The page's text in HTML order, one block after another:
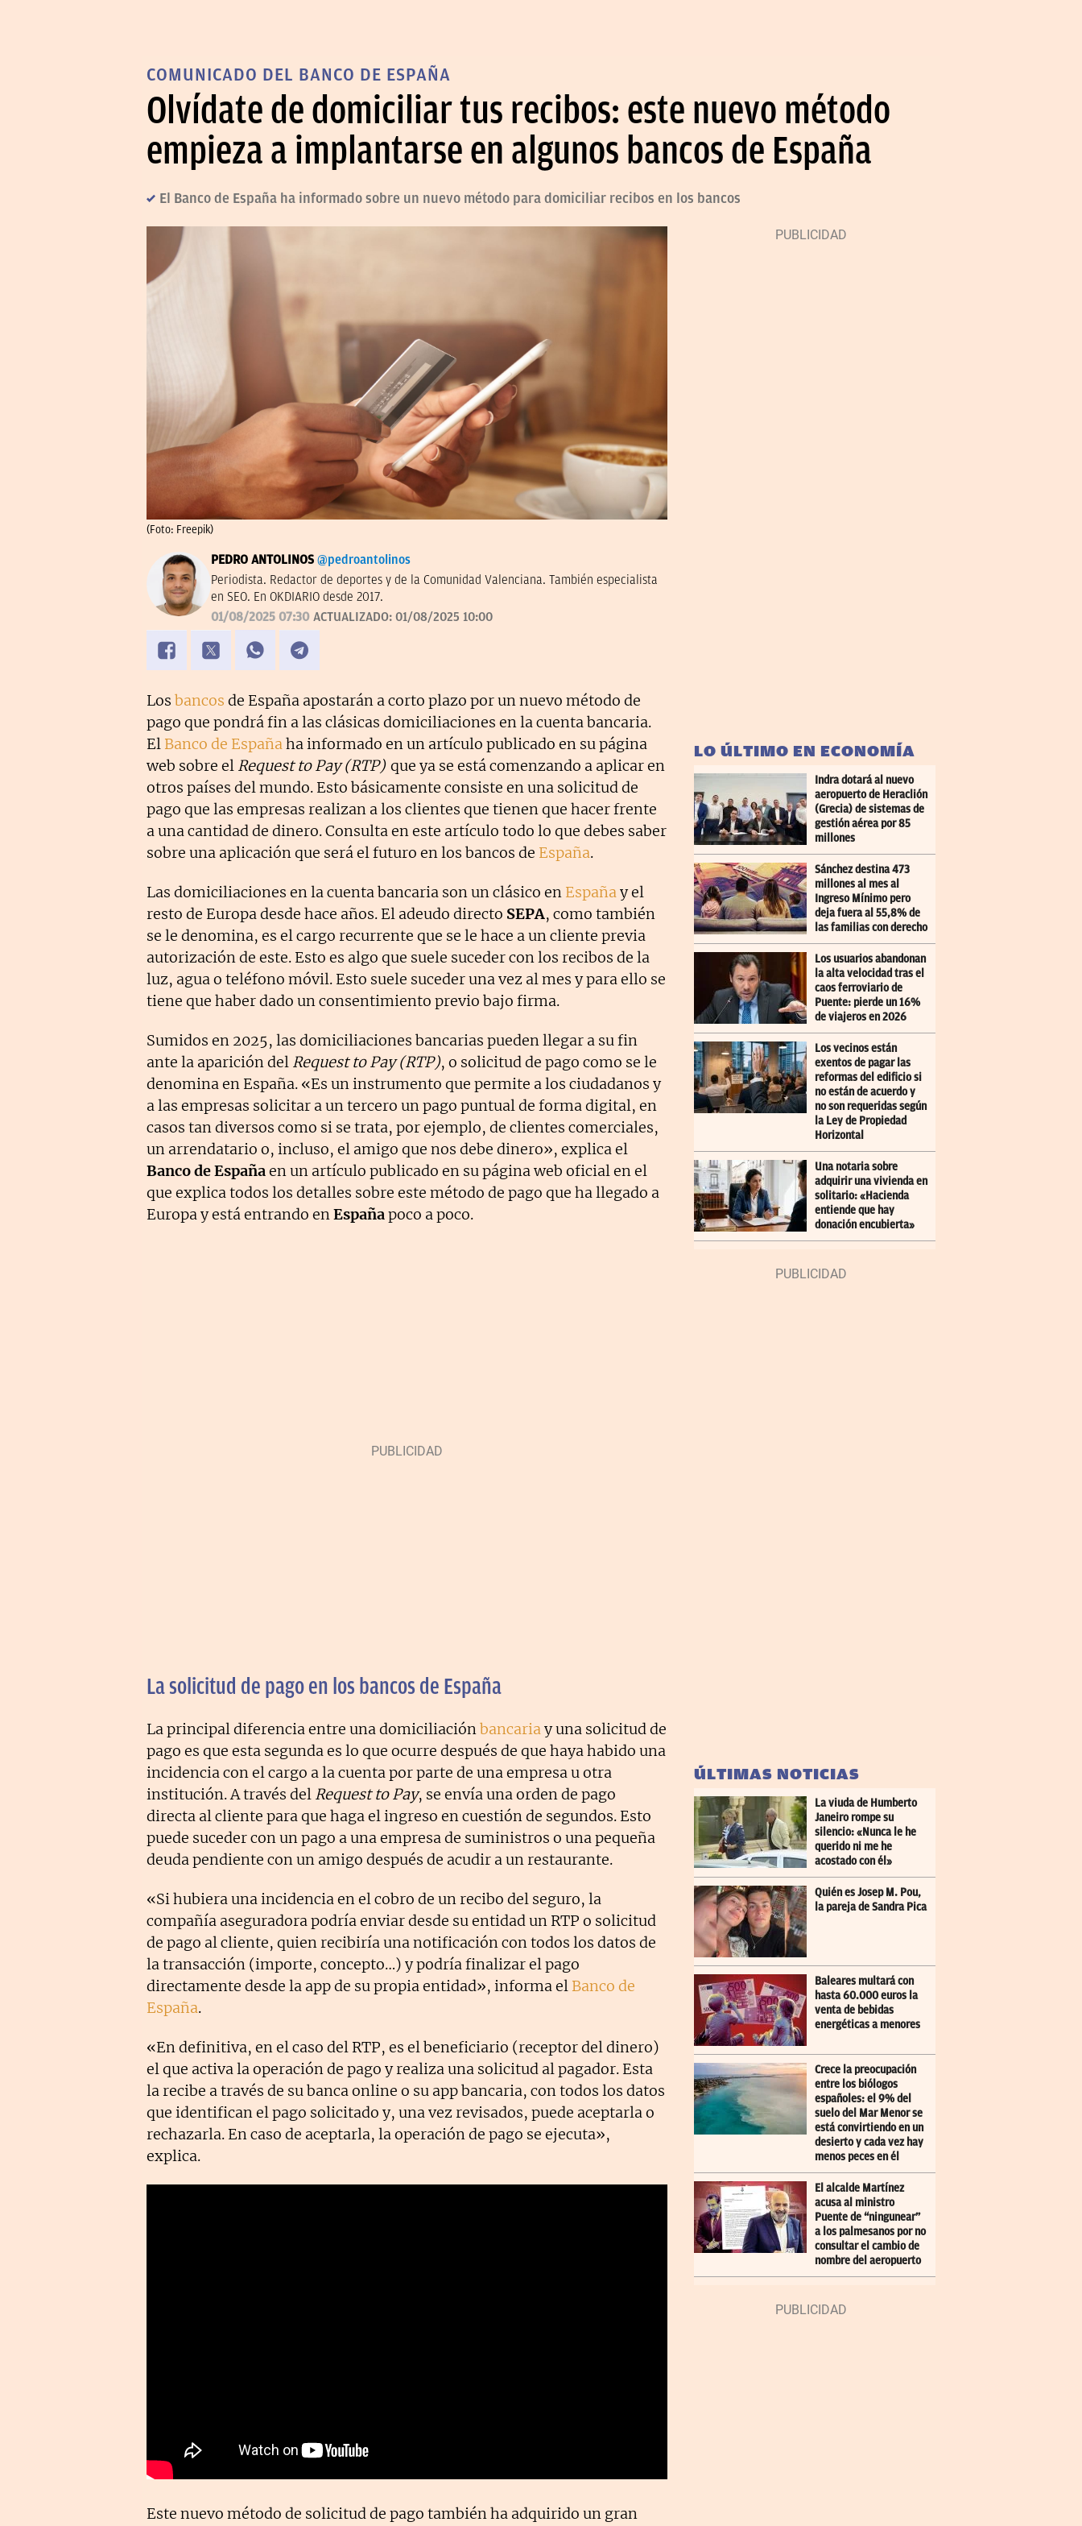
COMUNICADO DEL BANCO DE ESPAÑA
Olvídate de domiciliar tus recibos: este nuevo método
empieza a implantarse en algunos bancos de España
El Banco de España ha informado sobre un nuevo método para domiciliar recibos en los bancos
(Foto: Freepik)
PEDRO ANTOLINOS @pedroantolinos
Periodista. Redactor de deportes y de la Comunidad Valenciana. También especialista
en SEO. En OKDIARIO desde 2017.
01/08/2025 07:30 ACTUALIZADO: 01/08/2025 10:00
Los bancos de España apostarán a corto plazo por un nuevo método de
pago que pondrá fin a las clásicas domiciliaciones en la cuenta bancaria.
El Banco de Españaha informado en un artículo publicado en su página
web sobre el Request to Pay (RTP) que ya se está comenzando a aplicar en
otros países del mundo. Esto básicamente consiste en una solicitud de
pago que las empresas realizan a los clientes que tienen que hacer frente
a una cantidad de dinero. Consulta en este artículo todo lo que debes saber
sobre una aplicación que será el futuro en los bancos de España.
Las domiciliaciones en la cuenta bancaria son un clásico en Españay el
resto de Europa desde hace años. El adeudo directo SEPA, como también
se le denomina, es el cargo recurrente que se le hace a un cliente previa
autorización de este. Esto es algo que suele suceder con los recibos de la
luz, agua o teléfono móvil. Esto suele suceder una vez al mes y para ello se
tiene que haber dado un consentimiento previo bajo firma.
Sumidos en 2025, las domiciliaciones bancarias pueden llegar a su fin
ante la aparición del Request to Pay (RTP), o solicitud de pago como se le
denomina en España. «Es un instrumento que permite a los ciudadanos y
a las empresas solicitar a un tercero un pago puntual de forma digital, en
casos tan diversos como si se trata, por ejemplo, de clientes comerciales,
un arrendatario o, incluso, el amigo que nos debe dinero», explica el
Banco de Españaen un artículo publicado en su página web oficial en el
que explica todos los detalles sobre este método de pago que ha llegado a
Europa y está entrando enEspañapoco a poco.
La solicitud de pago en los bancos de España
La principal diferencia entre una domiciliaciónbancariay una solicitud de
pago es que esta segunda es lo que ocurre después de que haya habido una
incidencia con el cargo a la cuenta por parte de una empresa u otra
institución. A través del Request to Pay, se envía una orden de pago
directa al cliente para que haga el ingreso en cuestión de segundos. Esto
puede suceder con un pago a una empresa de suministros o una pequeña
deuda pendiente con un amigo después de acudir a un restaurante.
«Si hubiera una incidencia en el cobro de un recibo del seguro, la
compañía aseguradora podría enviar desde su entidad un RTP o solicitud
de pago al cliente, quien recibiría una notificación con todos los datos de
la transacción (importe, concepto…) y podría finalizar el pago
directamente desde la app de su propia entidad», informa el Banco de
España.
«En definitiva, en el caso del RTP, es el beneficiario (receptor del dinero)
el que activa la operación de pago y realiza una solicitud al pagador. Esta
la recibe a través de su banca online o su app bancaria, con todos los datos
que identifican el pago solicitado y, una vez revisados, puede aceptarla o
rechazarla. En caso de aceptarla, la operación de pago se ejecuta»,
explica.
Este nuevo método de solicitud de pago también ha adquirido un gran
LO ÚLTIMO EN ECONOMÍA
Indra dotará al nuevo
aeropuerto de Heraclión
(Grecia) de sistemas de
gestión aérea por 85
millones
Sánchez destina 473
millones al mes al
Ingreso Mínimo pero
deja fuera al 55,8% de
las familias con derecho
Los usuarios abandonan
la alta velocidad tras el
caos ferroviario de
Puente: pierde un 16%
de viajeros en 2026
Los vecinos están
exentos de pagar las
reformas del edificio si
no están de acuerdo y
no son requeridas según
la Ley de Propiedad
Horizontal
Una notaria sobre
adquirir una vivienda en
solitario: «Hacienda
entiende que hay
donación encubierta»
ÚLTIMAS NOTICIAS
La viuda de Humberto
Janeiro rompe su
silencio: «Nunca le he
querido ni me he
acostado con él»
Quién es Josep M. Pou,
la pareja de Sandra Pica
Baleares multará con
hasta 60.000 euros la
venta de bebidas
energéticas a menores
Crece la preocupación
entre los biólogos
españoles: el 9% del
suelo del Mar Menor se
está convirtiendo en un
desierto y cada vez hay
menos peces en él
El alcalde Martínez
acusa al ministro
Puente de “ningunear”
a los palmesanos por no
consultar el cambio de
nombre del aeropuerto